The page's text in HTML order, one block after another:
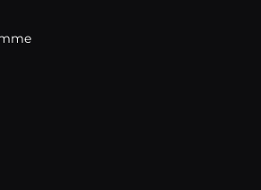
välilehteen)
välilehteen)
uuteen välilehteen)
uuteen välilehteen)